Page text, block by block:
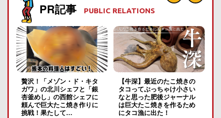
PR記事 PUBLIC RELATIONS
贅沢！「メゾン・ド・キタ
ガワ」の北川シェフと「銀
杏釜めし」の西館シェフに
頼んで巨大たこ焼き作りに
挑戦！果たして…
【牛深】最近のたこ焼きの
タコってぶっちゃけ小さい
なと思った肥後ジャーナル
は巨大たこ焼きを作るため
にタコ漁に出た！